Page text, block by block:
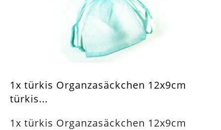
1x türkis Organzasäckchen 12x9cm
türkis...
1x türkis Organzasäckchen 12x9cm